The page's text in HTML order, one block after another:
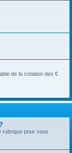
de la cotation des €
rubrique pour vous